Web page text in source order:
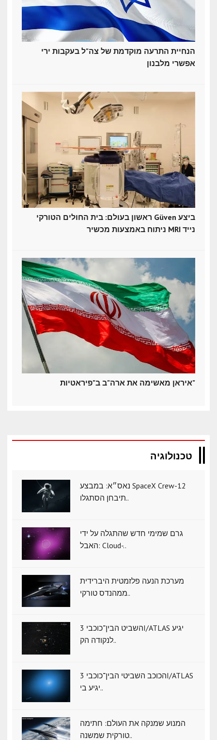
הנחיית התרעה מוקדמת של צה"ל בעקבות ירי
אפשרי מלבנון
ראשון בעולם: בית החולים הטורקי Güven ביצע
ניתוח באמצעות מכשיר MRI נייד
איראן מאשימה את ארה"ב ב"פיראטיות"
טכנולוגיה
נאס״א: במבצע SpaceX Crew-12
תיבחן הסתגלו..
גרם שמימי חדש שהתגלה על ידי
האבל: Cloud-..
מערכת הנעה פלזמטית היברידית
ממהנדס טורקי..
השביט הבין־כוכבי 3I/ATLAS יגיע
לנקודה הק..
הכוכב השביטי הבין־כוכבי 3I/ATLAS
יגיע בי..
המנוע שמנקה את העולם: חתימה
טורקית שמשנה..